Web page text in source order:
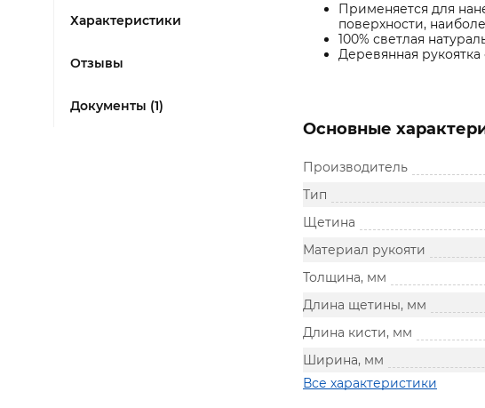
Характеристики
Отзывы
Документы (1)
Применяется для
поверхности,
100% светлая
Деревянная
Основные
Производитель
Тип
Щетина
Материал рукояти
Толщина, мм
Длина щетины, мм
Длина кисти, мм
Ширина, мм
Все характеристики